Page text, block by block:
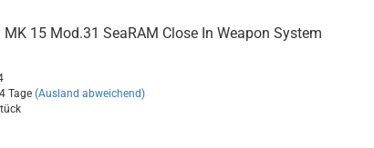
15 Mod.31 SeaRAM Close In Weapon System
Tage (Ausland abweichend)